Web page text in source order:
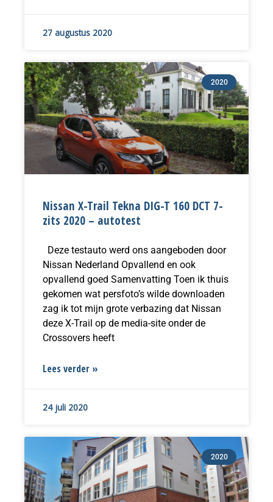
27 augustus 2020
2020
Nissan X-Trail Tekna DIG-T 160 DCT 7-
zits 2020 – autotest
Deze testauto werd ons aangeboden door
Nissan Nederland Opvallend en ook
opvallend goed Samenvatting Toen ik thuis
gekomen wat persfoto’s wilde downloaden
zag ik tot mijn grote verbazing dat Nissan
deze X-Trail op de media-site onder de
Crossovers heeft
Lees verder »
24 juli 2020
2020